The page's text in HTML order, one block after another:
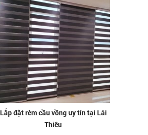
Lắp đặt rèm cầu vồng uy tín tại Lái
Thiêu